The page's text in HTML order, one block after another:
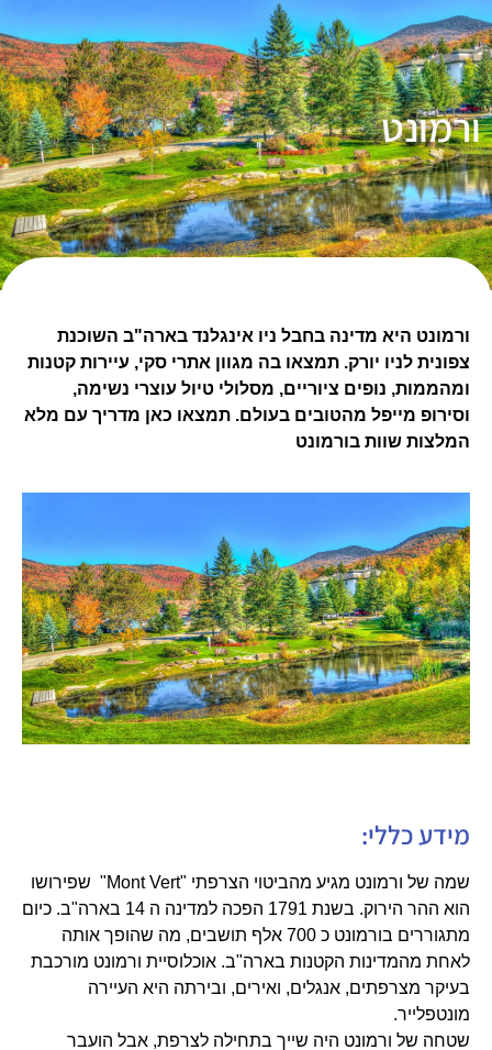
ורמונט
ורמונט היא מדינה בחבל ניו אינגלנד בארה"ב השוכנת
צפונית לניו יורק. תמצאו בה מגוון אתרי סקי, עיירות קטנות
ומהממות, נופים ציוריים, מסלולי טיול עוצרי נשימה,
וסירופ מייפל מהטובים בעולם. תמצאו כאן מדריך עם מלא
המלצות שוות בורמונט
מידע כללי:
שמה של ורמונט מגיע מהביטוי הצרפתי "Mont Vert" שפירושו
הוא ההר הירוק. בשנת 1791 הפכה למדינה ה 14 בארה"ב. כיום
מתגוררים בורמונט כ 700 אלף תושבים, מה שהופך אותה
לאחת מהמדינות הקטנות בארה"ב. אוכלוסיית ורמונט מורכבת
בעיקר מצרפתים, אנגלים, ואירים, ובירתה היא העיירה
מונטפלייר.
שטחה של ורמונט היה שייך בתחילה לצרפת, אבל הועבר